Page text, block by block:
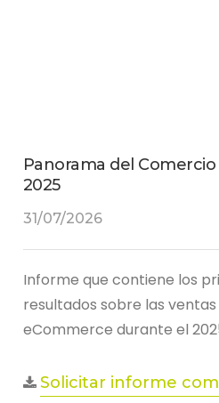
Panorama del
2025
31/07/2026
Informe que contiene los
resultados sobre las
eCommerce durante el
Solicitar informe